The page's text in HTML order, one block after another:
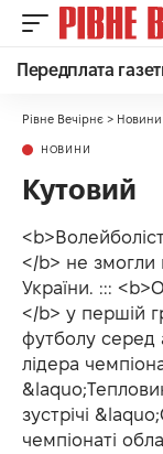
Передплата
Рівне Вечірнє > Новини
НОВИНИ
Кутовий
</b> не змогли
України. :::
</b> у першій
футболу серед
лідера
зустрічі
чемпіонаті